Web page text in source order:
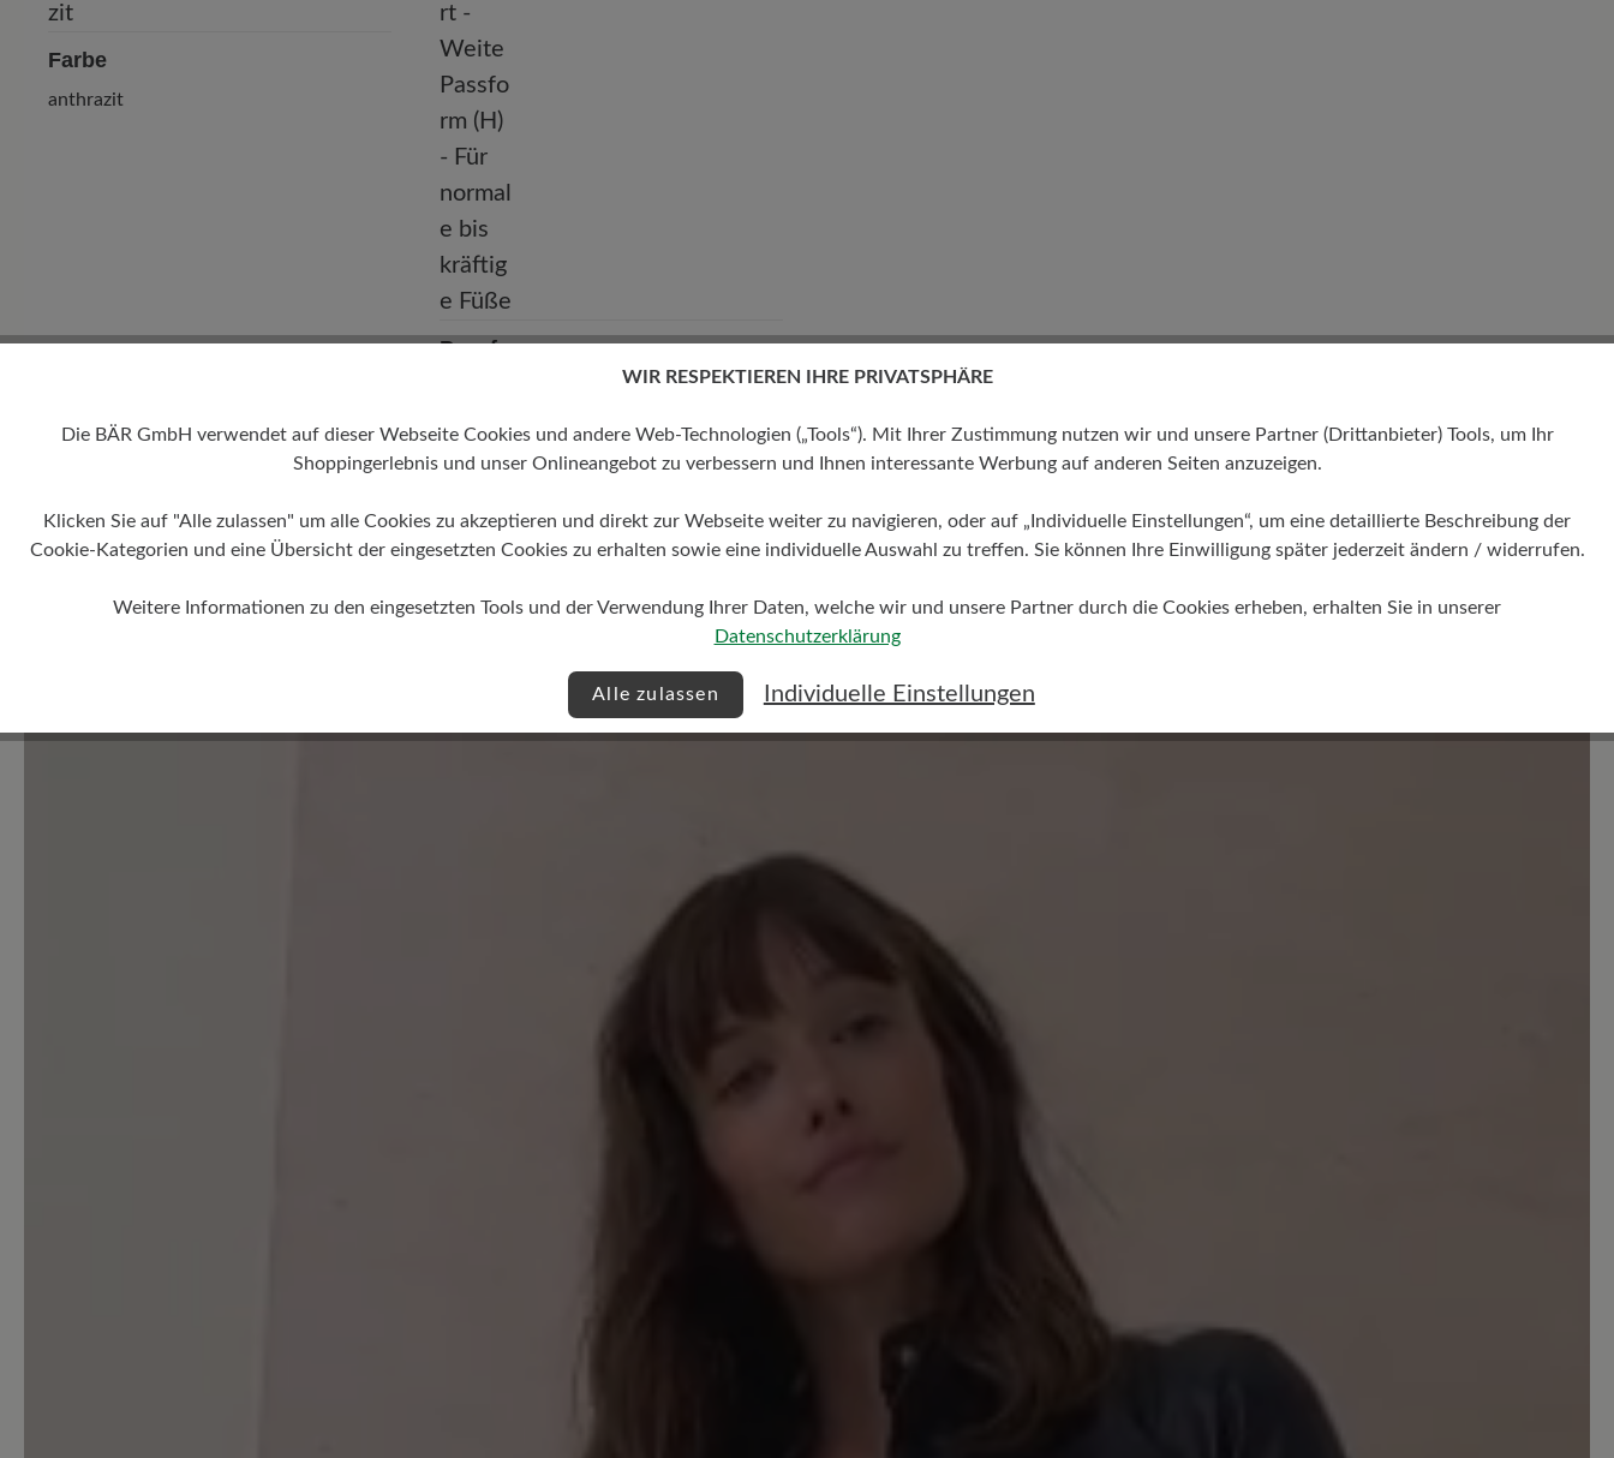
Farbe
anthrazit
Passform
Comfort - Weite Passform (H) - Für
Bewertungen lesen
Durchschnittliche Bewertung von 0 von 5 Sternen
Teilen Sie Ihre Erfahrungen mit anderen
Keine Bewertungen gefunden. Teilen Sie Ihre Erfahrungen mit anderen.
WIR RESPEKTIEREN IHRE PRIVATSPHÄRE
Die BÄR GmbH verwendet auf dieser Webseite Cookies und andere Web-Technologien („Tools“). Mit Ihrer Zustimmung nutzen wir und unsere Partner (Drittanbieter) Tools, um Ihr
Shoppingerlebnis und unser Onlineangebot zu verbessern und Ihnen interessante Werbung auf anderen Seiten anzuzeigen.
Klicken Sie auf "Alle zulassen" um alle Cookies zu akzeptieren und direkt zur Webseite weiter zu navigieren, oder auf „Individuelle Einstellungen“, um eine detaillierte Beschreibung der
Cookie-Kategorien und eine Übersicht der eingesetzten Cookies zu erhalten sowie eine individuelle Auswahl zu treffen. Sie können Ihre Einwilligung später jederzeit ändern / widerrufen.
Weitere Informationen zu den eingesetzten Tools und der Verwendung Ihrer Daten, welche wir und unsere Partner durch die Cookies erheben, erhalten Sie in unserer
Datenschutzerklärung
Alle zulassen Individuelle Einstellungen